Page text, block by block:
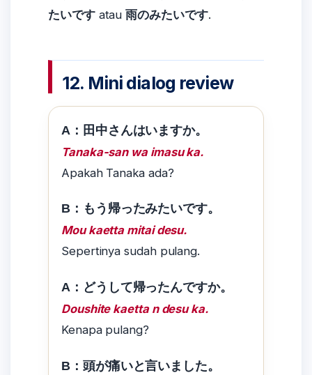
たいですatau雨のみたいです.
12. Mini dialog review
A：田中さんはいますか。
Tanaka-san wa imasu ka.
Apakah Tanaka ada?
B：もう帰ったみたいです。
Mou kaetta mitai desu.
Sepertinya sudah pulang.
A：どうして帰ったんですか。
Doushite kaetta n desu ka.
Kenapa pulang?
B：頭が痛いと言いました。